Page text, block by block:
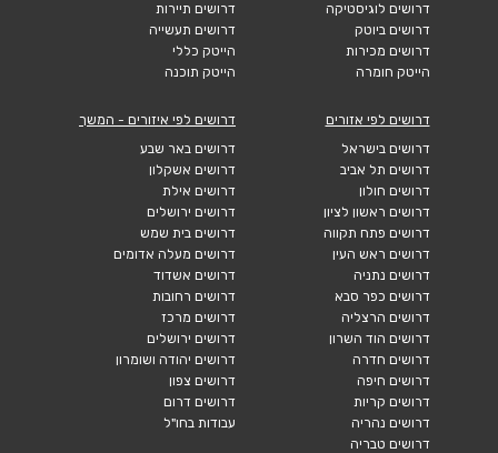
דרושים לוגיסטיקה
דרושים ביוטק
דרושים מכירות
הייטק חומרה
דרושים תיירות
דרושים תעשייה
הייטק כללי
הייטק תוכנה
דרושים לפי אזורים
דרושים בישראל
דרושים תל אביב
דרושים חולון
דרושים ראשון לציון
דרושים פתח תקווה
דרושים ראש העין
דרושים נתניה
דרושים כפר סבא
דרושים הרצליה
דרושים הוד השרון
דרושים חדרה
דרושים חיפה
דרושים קריות
דרושים נהריה
דרושים טבריה
דרושים לפי איזורים - המשך
דרושים באר שבע
דרושים אשקלון
דרושים אילת
דרושים ירושלים
דרושים בית שמש
דרושים מעלה אדומים
דרושים אשדוד
דרושים רחובות
דרושים מרכז
דרושים ירושלים
דרושים יהודה ושומרון
דרושים צפון
דרושים דרום
עבודות בחו"ל